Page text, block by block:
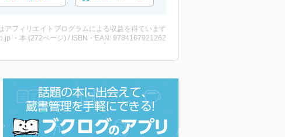
アフィリエイトプログラムによる収益を得ています
・本 (272ページ) / ISBN・EAN: 9784167921262